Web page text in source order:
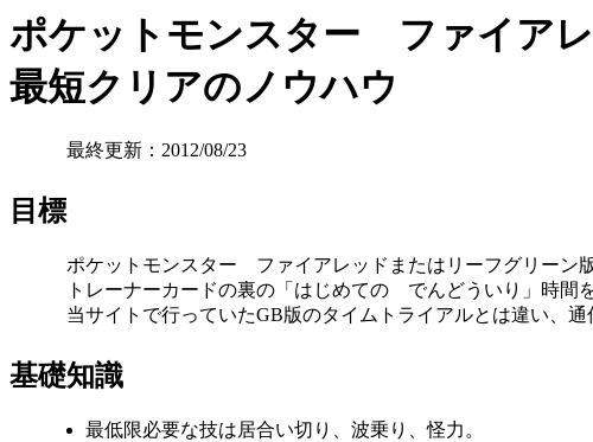
ポケットモンスター ファイア
最短クリアのノウハウ
最終更新：2012/08/23
目標
ポケットモンスター ファイアレッドまたはリーフグリーン版
トレーナーカードの裏の「はじめての でんどういり」時間
当サイトで行っていたGB版のタイムトライアルとは違い、通
基礎知識
最低限必要な技は居合い切り、波乗り、怪力。